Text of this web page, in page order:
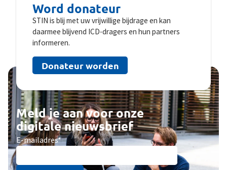
Meld je aan voor onze
digitale nieuwsbrief
E-mailadres*
Word donateur
STIN is blij met uw vrijwillige bijdrage en kan
daarmee blijvend ICD-dragers en hun partners
informeren.
Donateur worden